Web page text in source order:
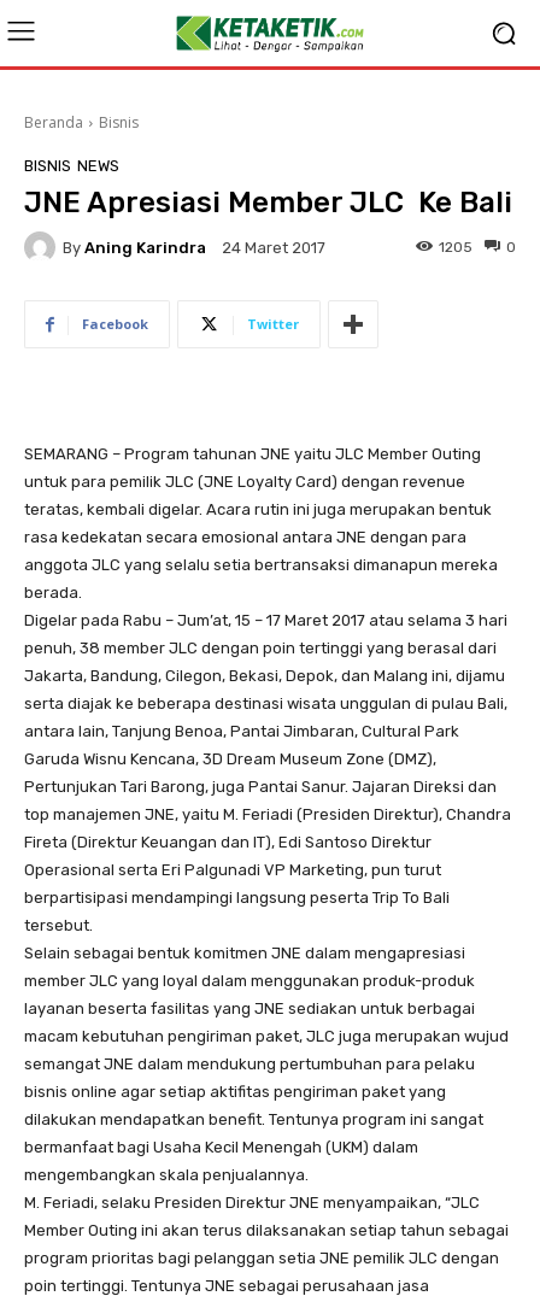
Beranda Bisnis
BISNIS NEWS
JNE Apresiasi Member JLC Ke Bali
By Aning Karindra 24 Maret 2017 0
1205
Facebook Twitter
SEMARANG – Program tahunan JNE yaitu JLC Member Outing
untuk para pemilik JLC (JNE Loyalty Card) dengan revenue
teratas, kembali digelar. Acara rutin ini juga merupakan bentuk
rasa kedekatan secara emosional antara JNE dengan para
anggota JLC yang selalu setia bertransaksi dimanapun mereka
berada.
Digelar pada Rabu – Jum’at, 15 – 17 Maret 2017 atau selama 3 hari
penuh, 38 member JLC dengan poin tertinggi yang berasal dari
Jakarta, Bandung, Cilegon, Bekasi, Depok, dan Malang ini, dijamu
serta diajak ke beberapa destinasi wisata unggulan di pulau Bali,
antara lain, Tanjung Benoa, Pantai Jimbaran, Cultural Park
Garuda Wisnu Kencana, 3D Dream Museum Zone (DMZ),
Pertunjukan Tari Barong, juga Pantai Sanur. Jajaran Direksi dan
top manajemen JNE, yaitu M. Feriadi (Presiden Direktur), Chandra
Fireta (Direktur Keuangan dan IT), Edi Santoso Direktur
Operasional serta Eri Palgunadi VP Marketing, pun turut
berpartisipasi mendampingi langsung peserta Trip To Bali
tersebut.
Selain sebagai bentuk komitmen JNE dalam mengapresiasi
member JLC yang loyal dalam menggunakan produk-produk
layanan beserta fasilitas yang JNE sediakan untuk berbagai
macam kebutuhan pengiriman paket, JLC juga merupakan wujud
semangat JNE dalam mendukung pertumbuhan para pelaku
bisnis online agar setiap aktifitas pengiriman paket yang
dilakukan mendapatkan benefit. Tentunya program ini sangat
bermanfaat bagi Usaha Kecil Menengah (UKM) dalam
mengembangkan skala penjualannya.
M. Feriadi, selaku Presiden Direktur JNE menyampaikan, “JLC
Member Outing ini akan terus dilaksanakan setiap tahun sebagai
program prioritas bagi pelanggan setia JNE pemilik JLC dengan
poin tertinggi. Tentunya JNE sebagai perusahaan jasa